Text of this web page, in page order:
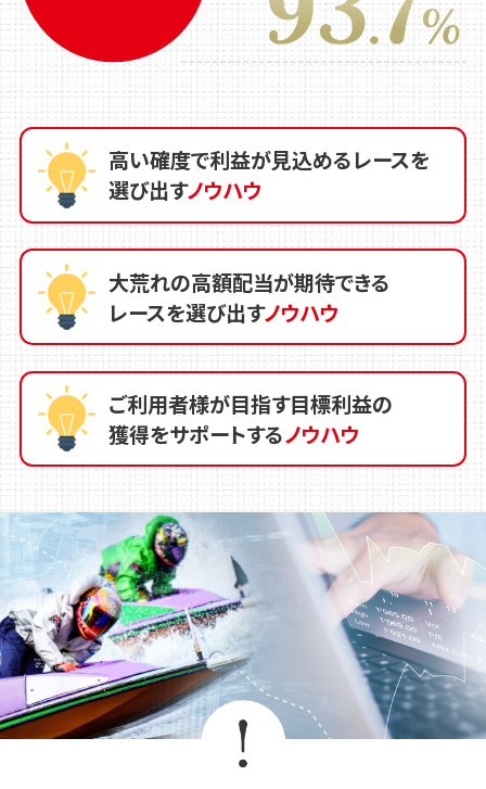
高い確度で利益が見込めるレースを
選び出すノウハウ
大荒れの高額配当が期待できる
レースを選び出すノウハウ
ご利用者様が目指す目標利益の
獲得をサポートするノウハウ